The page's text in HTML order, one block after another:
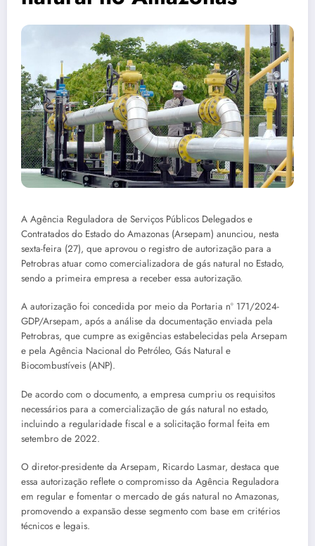
A Agência Reguladora de Serviços Públicos Delegados e
Contratados do Estado do Amazonas (Arsepam) anunciou, nesta
sexta-feira (27), que aprovou o registro de autorização para a
Petrobras atuar como comercializadora de gás natural no Estado,
sendo a primeira empresa a receber essa autorização.
A autorização foi concedida por meio da Portaria nº 171/2024-
GDP/Arsepam, após a análise da documentação enviada pela
Petrobras, que cumpre as exigências estabelecidas pela Arsepam
e pela Agência Nacional do Petróleo, Gás Natural e
Biocombustíveis (ANP).
De acordo com o documento, a empresa cumpriu os requisitos
necessários para a comercialização de gás natural no estado,
incluindo a regularidade fiscal e a solicitação formal feita em
setembro de 2022.
O diretor-presidente da Arsepam, Ricardo Lasmar, destaca que
essa autorização reflete o compromisso da Agência Reguladora
em regular e fomentar o mercado de gás natural no Amazonas,
promovendo a expansão desse segmento com base em critérios
técnicos e legais.